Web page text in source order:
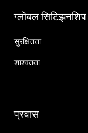
ग्लोबल सिटिझनशिप
सुरक्षितता
शाश्वतता
प्रवास